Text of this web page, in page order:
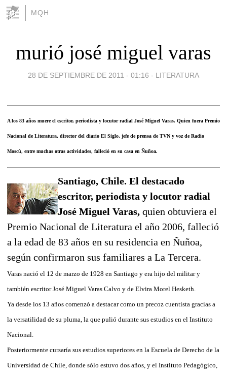
MQH
murió josé miguel varas
28 DE SEPTIEMBRE DE 2011 - 01:16 - LITERATURA
A los 83 años muere el escritor, periodista y locutor radial José Miguel Varas. Quien fuera Premio
Nacional de Literatura, director del diario El Siglo, jefe de prensa de TVN y voz de Radio
Moscú, entre muchas otras actividades, falleció en su casa en Ñuñoa.
Santiago, Chile. El destacado
escritor, periodista y locutor radial
José Miguel Varas, quien obtuviera el
Premio Nacional de Literatura el año 2006, falleció
a la edad de 83 años en su residencia en Ñuñoa,
según confirmaron sus familiares a La Tercera.
Varas nació el 12 de marzo de 1928 en Santiago y era hijo del militar y
también escritor José Miguel Varas Calvo y de Elvira Morel Hesketh.
Ya desde los 13 años comenzó a destacar como un precoz cuentista gracias a
la versatilidad de su pluma, la que pulió durante sus estudios en el Instituto
Nacional.
Posteriormente cursaría sus estudios superiores en la Escuela de Derecho de la
Universidad de Chile, donde sólo estuvo dos años, y el Instituto Pedagógico,